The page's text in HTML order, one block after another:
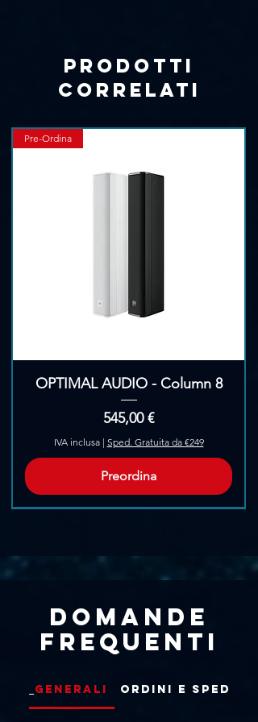
Prodotti
correlati
Pre-Ordina
OPTIMAL AUDIO - Column 8
Prezzo
545,00 €
IVA inclusa| Sped. Gratuita da €249
Preordina
Domande
frequenti
Generali Ordini e